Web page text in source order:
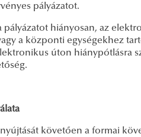
pályázatot.
pályázatot hiányosan, az
a központi egységekhez
úton hiánypótlásra
követően a formai